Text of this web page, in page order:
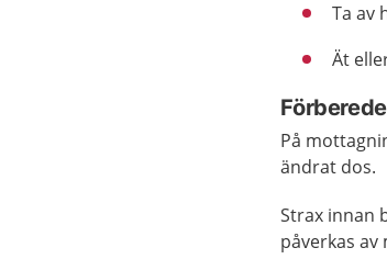
Ta av
Ät
På
ändrat dos.
Strax innan
påverkas av